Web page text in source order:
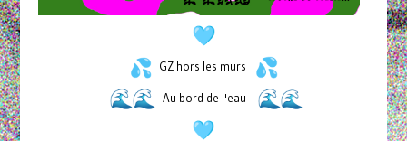
GZ hors les murs
Au bord de l'eau